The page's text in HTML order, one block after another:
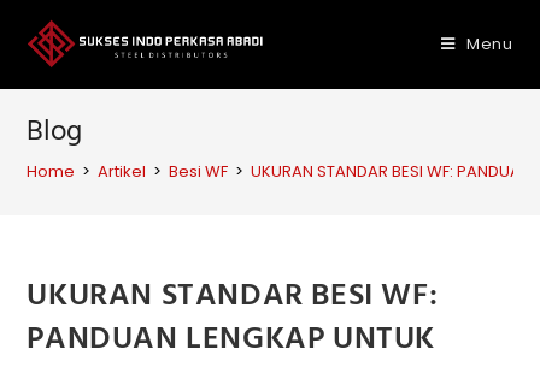
content
Menu
Blog
Home > Artikel > Besi WF > UKURAN STANDAR BESI WF:
UKURAN STANDAR BESI WF:
PANDUAN LENGKAP UNTUK